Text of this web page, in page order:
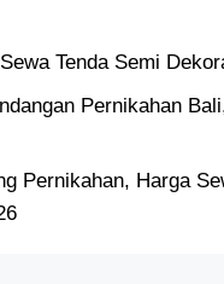
Tenda Semi
Pernikahan
Pernikahan, Harga